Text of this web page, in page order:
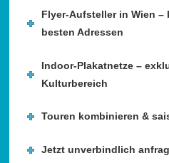
Flyer-Aufsteller in Wien –
besten Adressen
Indoor-Plakatnetze –
Kulturbereich
Touren kombinieren &
Jetzt unverbindlich